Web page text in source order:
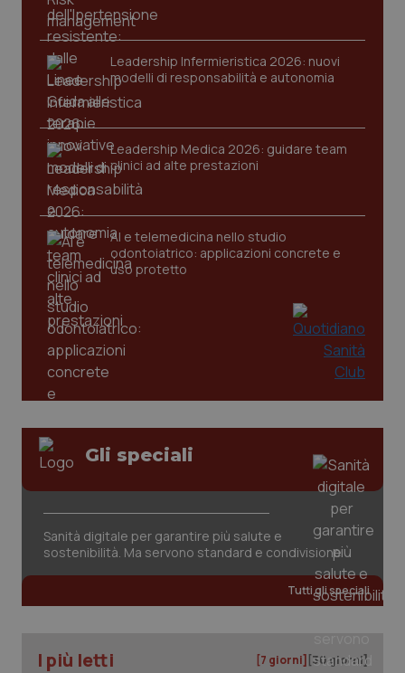
Leadership Infermieristica 2026: nuovi
modelli di responsabilità e autonomia
Leadership Medica 2026: guidare team
clinici ad alte prestazioni
AI e telemedicina nello studio
odontoiatrico: applicazioni concrete e
uso protetto
Gli speciali
Sanità digitale per garantire più salute e
sostenibilità. Ma servono standard e condivisione
Tutti gli speciali
I più letti [7 giorni] [30 giorni]
VISITOR_PRIVACY_METADATA
.youtube.com
CookieScriptConsent
CookieScript
www.quotidianosanita.it
tracking-sites-ironfish-
www.quotidianosanita.it
2
tracking-sites-ironfish-
session-id
www.quotidianosanita.it